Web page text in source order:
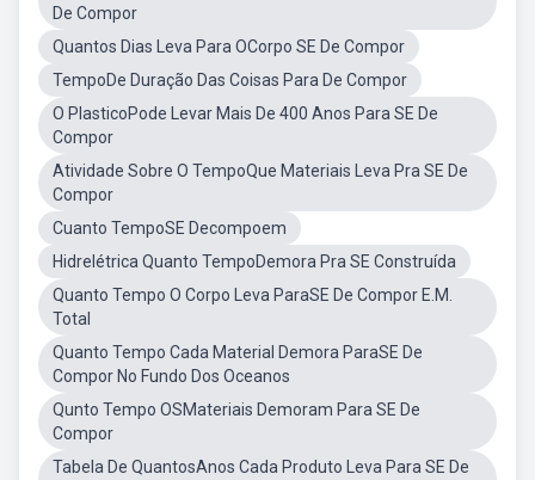
De Compor
Quantos Dias Leva Para OCorpo SE De Compor
TempoDe Duração Das Coisas Para De Compor
O PlasticoPode Levar Mais De 400 Anos Para SE De
Compor
Atividade Sobre O TempoQue Materiais Leva Pra SE De
Compor
Cuanto TempoSE Decompoem
Hidrelétrica Quanto TempoDemora Pra SE Construída
Quanto Tempo O Corpo Leva ParaSE De Compor E.M.
Total
Quanto Tempo Cada Material Demora ParaSE De
Compor No Fundo Dos Oceanos
Qunto Tempo OSMateriais Demoram Para SE De
Compor
Tabela De QuantosAnos Cada Produto Leva Para SE De